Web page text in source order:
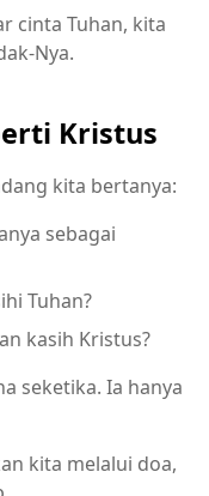
cinta Tuhan, kita
Nya.
Kristus
kita bertanya:
sebagai
Tuhan?
kasih Kristus?
seketika. Ia hanya
kita melalui doa,